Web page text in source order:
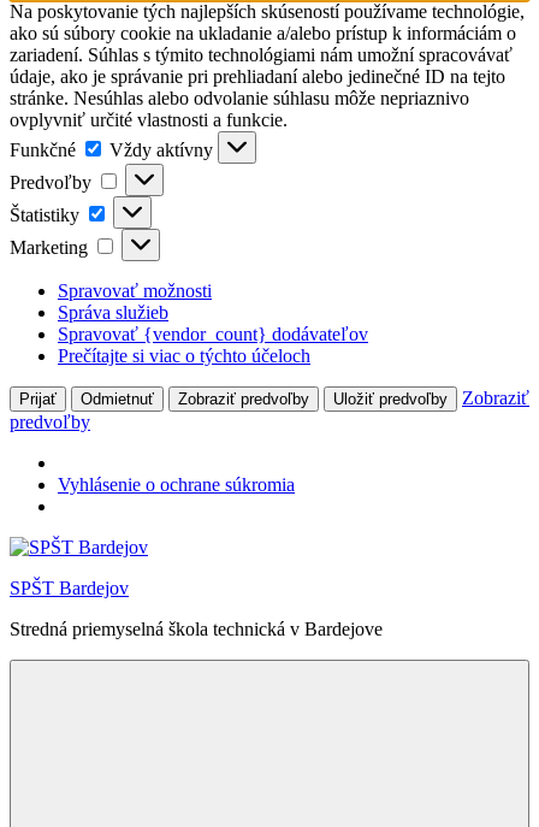
Na poskytovanie tých najlepších skúseností používame technológie,
ako sú súbory cookie na ukladanie a/alebo prístup k informáciám o
zariadení. Súhlas s týmito technológiami nám umožní spracovávať
údaje, ako je správanie pri prehliadaní alebo jedinečné ID na tejto
stránke. Nesúhlas alebo odvolanie súhlasu môže nepriaznivo
ovplyvniť určité vlastnosti a funkcie.
Funkčné
Funkčné
Vždy aktívny
Predvoľby
Predvoľby
Štatistiky Štatistiky
Marketing Marketing
Spravovať možnosti
Správa služieb
Spravovať {vendor_count} dodávateľov
Prečítajte si viac o týchto účeloch
Prijať Odmietnuť Zobraziť predvoľby Uložiť predvoľby
Zobraziť
predvoľby
Vyhlásenie o ochrane súkromia
Skip
content
SPŠT Bardejov
Stredná priemyselná škola technická v Bardejove